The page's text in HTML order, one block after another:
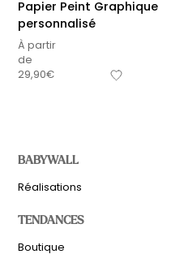
Papier Peint Graphique
personnalisé
À partir
de
29,90€
BABYWALL
Réalisations
TENDANCES
Boutique